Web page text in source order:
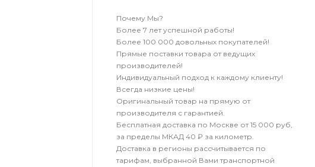
Почему Мы?
Более 7 лет успешной работы!
Более 100 000 довольных покупателей!
Прямые поставки товара от ведущих
производителей!
Индивидуальный подход к каждому клиенту!
Всегда низкие цены!
Оригинальный товар на прямую от
производителя с гарантией.
Бесплатная доставка по Москве от 15 000 руб,
за пределы МКАД 40 ₽ за километр.
Доставка в регионы рассчитывается по
тарифам, выбранной Вами транспортной